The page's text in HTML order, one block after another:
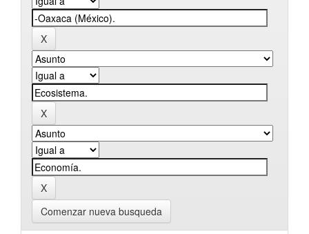
Comenzar nueva busqueda